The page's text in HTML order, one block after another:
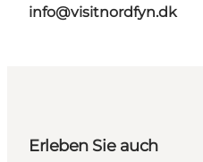
info@visitnordfyn.dk
Erleben Sie auch